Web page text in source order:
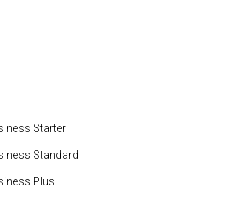
Starter
Standard
Plus